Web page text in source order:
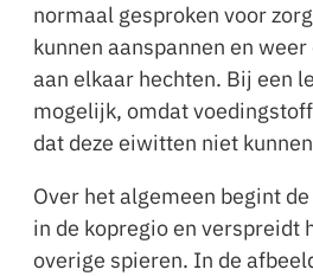
normaal gesproken voor
kunnen aanspannen en
aan elkaar hechten. Bij een
mogelijk, omdat
dat deze eiwitten niet
Over het algemeen begint
in de kopregio en verspreidt
overige spieren. In de